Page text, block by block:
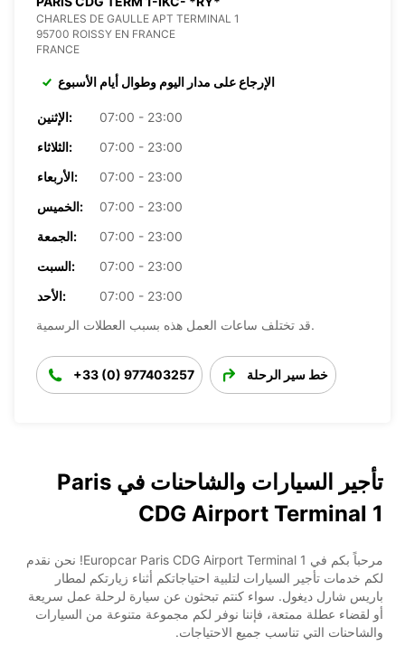
CHARLES DE GAULLE APT TERMINAL 1
95700 ROISSY EN FRANCE
FRANCE
الإرجاع على مدار اليوم وطوال أيام الأسبوع
الإثنين:
07:00 - 23:00
الثلاثاء:
07:00 - 23:00
الأربعاء:
07:00 - 23:00
الخميس:
07:00 - 23:00
الجمعة:
07:00 - 23:00
السبت:
07:00 - 23:00
الأحد:
07:00 - 23:00
قد تختلف ساعات العمل هذه بسبب العطلات الرسمية.
+33 (0) 977403257 خط سير الرحلة
تأجير السيارات والشاحنات في Paris
CDG Airport Terminal 1
مرحباً بكم في Europcar Paris CDG Airport Terminal 1! نحن نقدم
لكم خدمات تأجير السيارات لتلبية احتياجاتكم أثناء زيارتكم لمطار
باريس شارل ديغول. سواء كنتم تبحثون عن سيارة لرحلة عمل سريعة
أو لقضاء عطلة ممتعة، فإننا نوفر لكم مجموعة متنوعة من السيارات
والشاحنات التي تناسب جميع الاحتياجات.